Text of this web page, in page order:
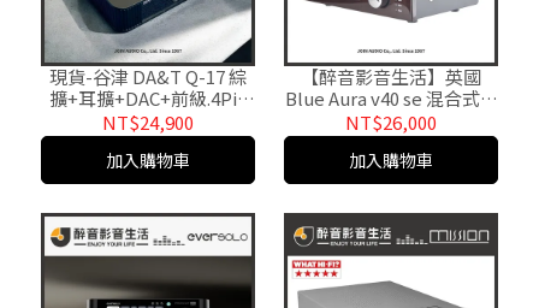
現貨-谷津 DA&T Q-17 綜
擴+耳擴+DAC+前級.4Pin
XLR平衡耳擴.綜合擴大機.
原廠公司貨 醉音影音生活
NT$24,900
加入購物車
【醉音影音生活】英國
Blue Aura v40 se 混合式真
空管藍牙擴大機.綜合擴大
機.台灣公司貨
NT$26,000
加入購物車